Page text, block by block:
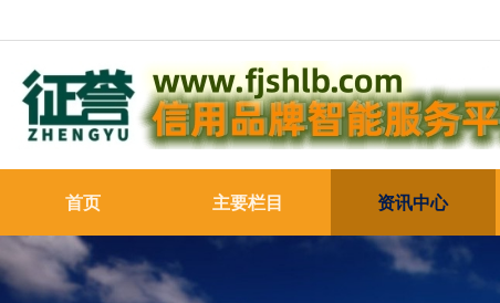
首页 主要栏目 资讯中心